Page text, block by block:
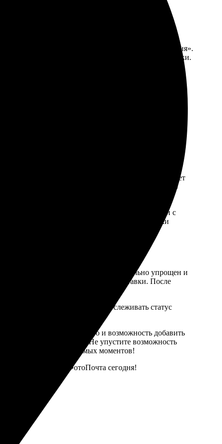
получателем, предлагая услугу «Отправьте за меня».
адресату в Калуге, используя нашу систему доставки.
стандарты качества продукции и
в срок. Выбирая ФотоПочту, вы выбираете
данной услуги зависит от нескольких
открыток может быть выполнено на заказ с
с ламинированием или UV-лакировкой.
в пункты выдачи . Каждый из этих способов имеет
является наиболее бюджетным вариантом, но
срок.
компании. Вы также можете заказать открытки с
или корпоративное событие. Открытки
технологий печати.
Процесс заказа максимально упрощен и
копий и выбрать способ доставки. После
После оплаты вы сможете отслеживать статус
печать открыток, но и возможность добавить
с личным дизайном. Не упустите возможность
в создании незабываемых моментов!
сервисом ФотоПочта сегодня!